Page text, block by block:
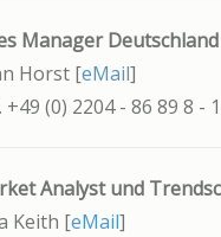
Manager
Horst [eMail]
+49 (0) 2204 - 86 89 8 -
Analyst und
Keith [eMail]